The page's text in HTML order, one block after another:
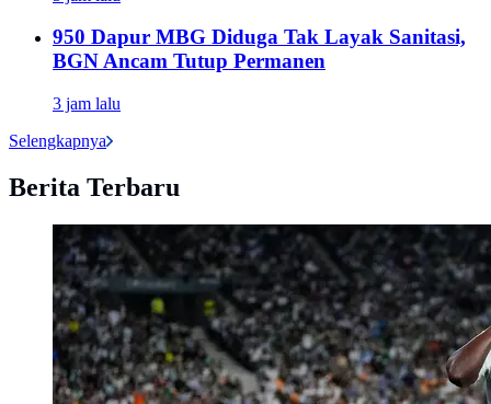
950 Dapur MBG Diduga Tak Layak Sanitasi,
BGN Ancam Tutup Permanen
3 jam lalu
Selengkapnya
Berita Terbaru